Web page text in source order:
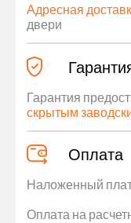
Адресная
двери
Гарантия
скрытым
Оплата
Наложенный
Оплата на